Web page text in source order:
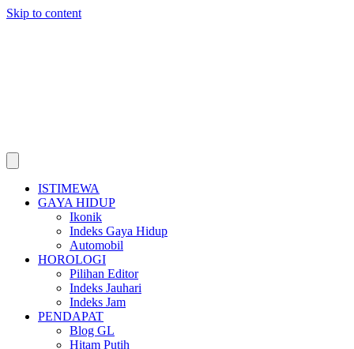
Skip to content
ISTIMEWA
GAYA HIDUP
Ikonik
Indeks Gaya Hidup
Automobil
HOROLOGI
Pilihan Editor
Indeks Jauhari
Indeks Jam
PENDAPAT
Blog GL
Hitam Putih